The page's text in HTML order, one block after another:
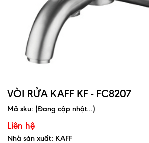
VÒI RỬA KAFF KF - FC8207
Mã sku: (Đang cập nhật...)
Liên hệ
Nhà sản xuất: KAFF